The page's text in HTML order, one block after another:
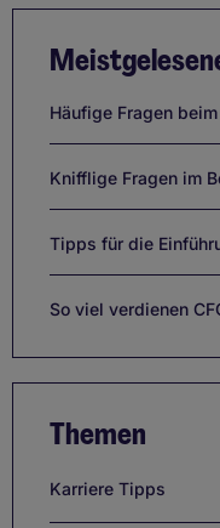
Häufige Fragen
Knifflige Fragen im
Tipps für die
So viel verdienen
Themen
Karriere Tipps